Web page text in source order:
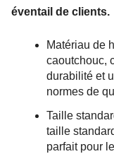
éventail de clients.
Matériau de
caoutchouc,
durabilité et
normes de
Taille
taille
parfait pour